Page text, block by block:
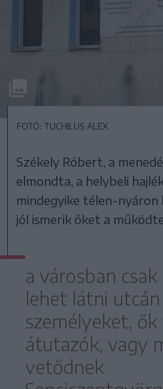
FOTÓ: TUCHILUȘ ALEX
Székely Róbert, a
elmondta, a helybeli
mindegyike télen-nyáron
jól ismerik őket a
a városban
lehet látni
személyeket,
átutazók, vagy
vetődnek